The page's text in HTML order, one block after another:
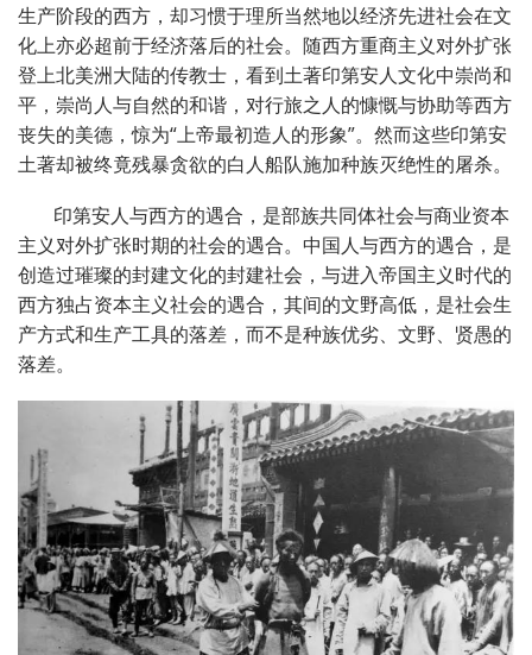
生产阶段的西方，却习惯于理所当然地以经济先进社会在文
化上亦必超前于经济落后的社会。随西方重商主义对外扩张
登上北美洲大陆的传教士，看到土著印第安人文化中崇尚和
平，崇尚人与自然的和谐，对行旅之人的慷慨与协助等西方
丧失的美德，惊为“上帝最初造人的形象”。然而这些印第安
土著却被终竟残暴贪欲的白人船队施加种族灭绝性的屠杀。
印第安人与西方的遇合，是部族共同体社会与商业资本
主义对外扩张时期的社会的遇合。中国人与西方的遇合，是
创造过璀璨的封建文化的封建社会，与进入帝国主义时代的
西方独占资本主义社会的遇合，其间的文野高低，是社会生
产方式和生产工具的落差，而不是种族优劣、文野、贤愚的
落差。